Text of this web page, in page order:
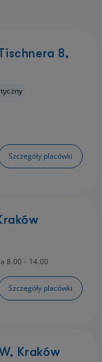
8,
Szczegóły placówki
8.00 - 14.00
Szczegóły placówki
Kraków